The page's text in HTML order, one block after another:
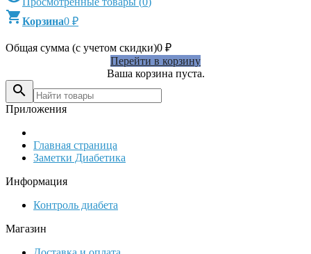
Корзина0 ₽
Общая сумма (с учетом скидки)0 ₽
Перейти в корзину
Ваша корзина пуста.

Приложения
Главная страница
Заметки Диабетика
Информация
Контроль диабета
Магазин